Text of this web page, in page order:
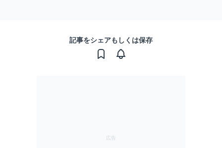
記事をシェアもしくは保存